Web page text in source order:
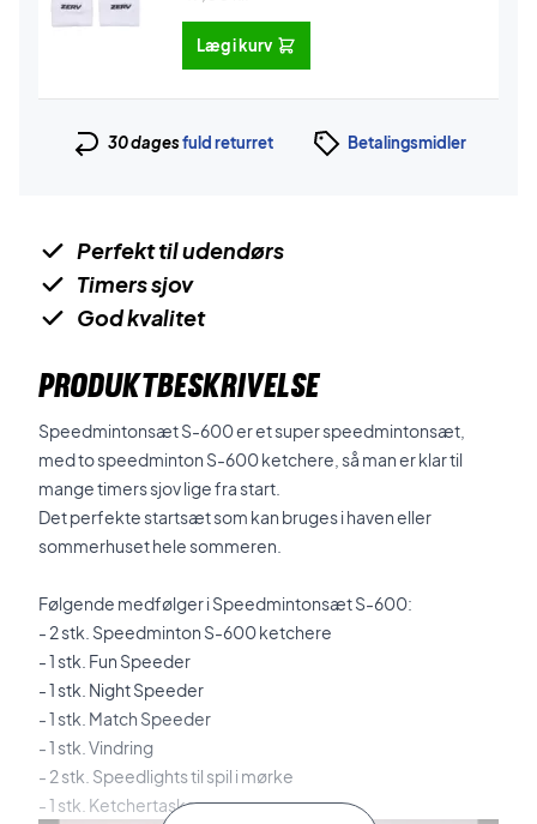
Læg i kurv
30 dagesfuld returret Betalingsmidler
Perfekt til udendørs
Timers sjov
God kvalitet
PRODUKTBESKRIVELSE
Speedmintonsæt S-600 er et super speedmintonsæt,
med to speedminton S-600 ketchere, så man er klar til
mange timers sjov lige fra start.
Det perfekte startsæt som kan bruges i haven eller
sommerhuset hele sommeren.
Følgende medfølger i Speedmintonsæt S-600:
- 2 stk. Speedminton S-600 ketchere
- 1 stk. Fun Speeder
- 1 stk. Night Speeder
- 1 stk. Match Speeder
- 1 stk. Vindring
- 2 stk. Speedlights til spil i mørke
- 1 stk. Ketchertaske